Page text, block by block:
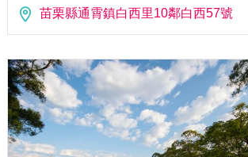
苗栗縣通霄鎮白西里10鄰白西57號